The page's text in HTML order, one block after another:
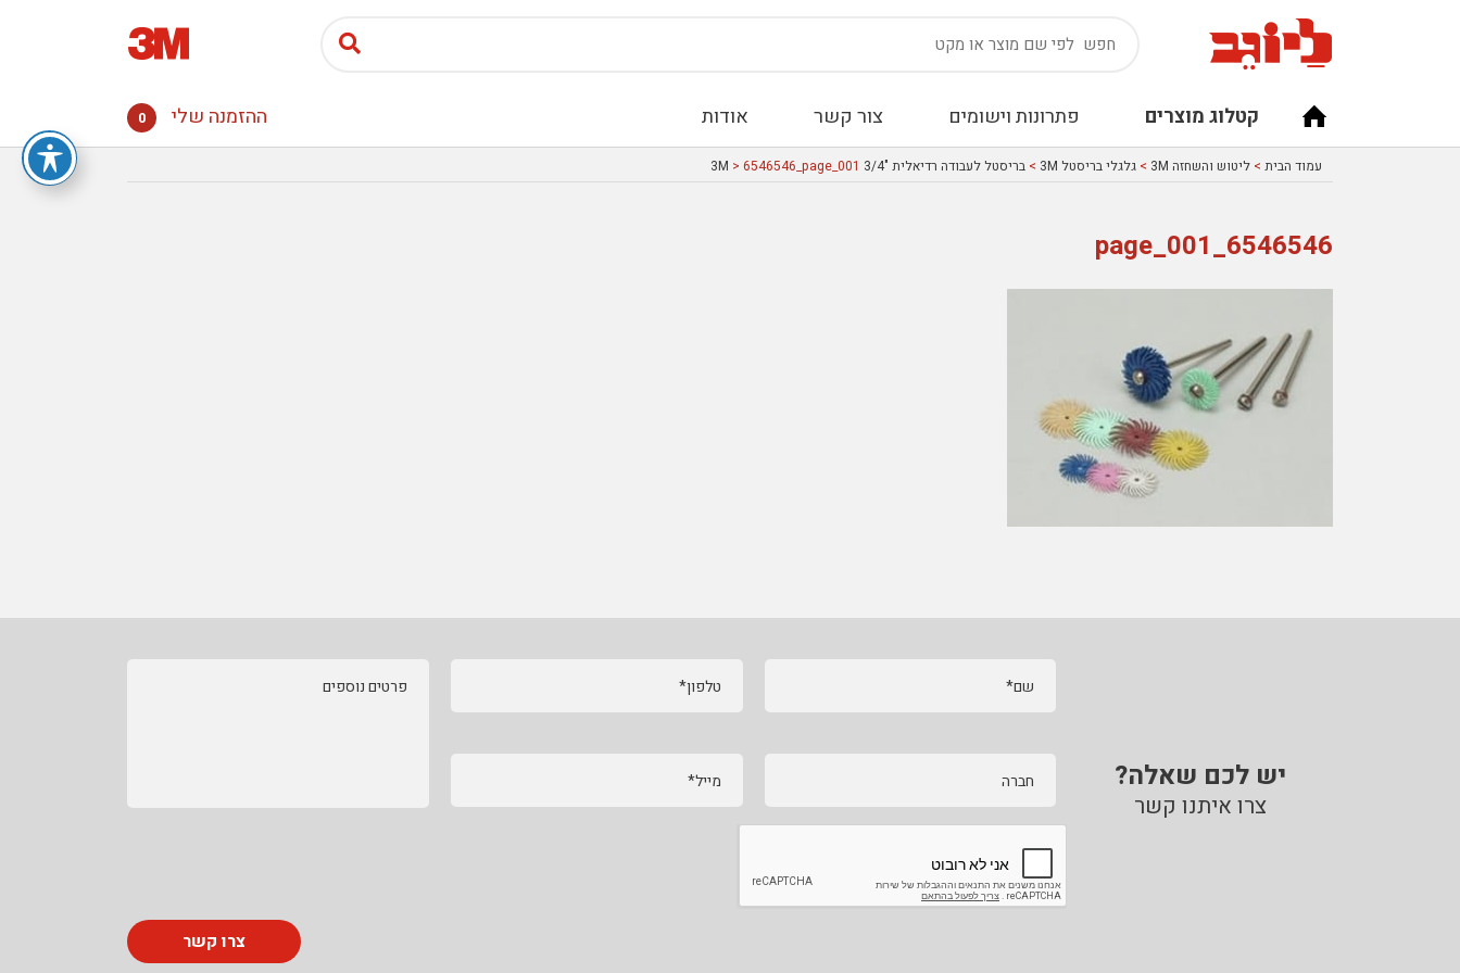
קטלוג מוצרים פתרונות וישומים צור קשר אודות ההזמנה שלי 0
עמוד הבית > ליטוש והשחזה 3M > גלגלי בריסטל 3M > בריסטל לעבודה רדיאלית "3/4 3M > 6546546_page_001
6546546_page_001
יש לכם שאלה?
צרו איתנו קשר
שם* טלפון*
חברה מייל*
פרטים נוספים
צרו קשר